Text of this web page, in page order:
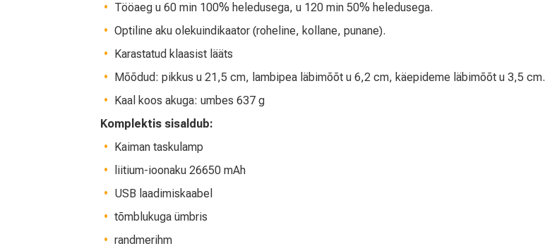
Tööaeg u 60 min 100% heledusega, u 120 min 50% heledusega.
Optiline aku olekuindikaator (roheline, kollane, punane).
Karastatud klaasist lääts
Mõõdud: pikkus u 21,5 cm, lambipea läbimõõt u 6,2 cm, käepideme läbimõõt u 3,5 cm.
Kaal koos akuga: umbes 637 g
Komplektis sisaldub:
Kaiman taskulamp
liitium-ioonaku 26650 mAh
USB laadimiskaabel
tõmblukuga ümbris
randmerihm